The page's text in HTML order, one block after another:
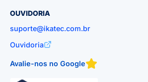
OUVIDORIA
suporte@ikatec.com.br
Ouvidoria
Avalie-nos no Google